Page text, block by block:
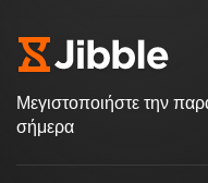
Μεγιστοποιήστε την
σήμερα